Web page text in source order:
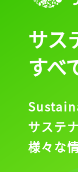
サス
すべ
サステ
様々な